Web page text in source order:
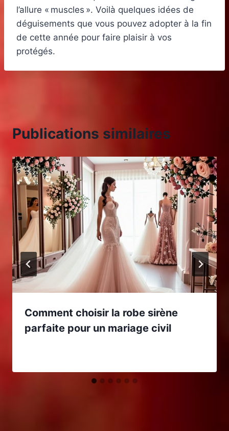
l’allure « muscles ». Voilà quelques idées de
déguisements que vous pouvez adopter à la fin
de cette année pour faire plaisir à vos
protégés.
Publications similaires
Comment choisir la robe sirène
parfaite pour un mariage civil